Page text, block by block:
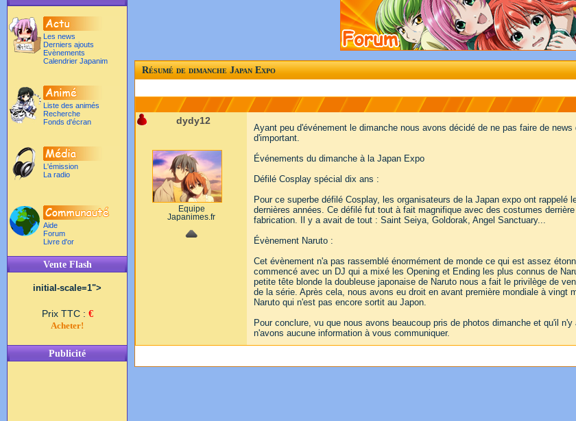
Les news
Derniers ajouts
Evènements
Calendrier Japanim
Liste des animés
Recherche
Fonds d'écran
L'émission
La radio
Aide
Forum
Livre d'or
Vente Flash
initial-scale=1">
Prix TTC : €
Acheter!
Publicité
Résumé de dimanche Japan Expo
dydy12
Equipe
Japanimes.fr
Ayant peu d'événement le dimanche nous avons décidé de ne pas faire de
d'important.
Événements du dimanche à la Japan Expo
Défilé Cosplay spécial dix ans :
Pour ce superbe défilé Cosplay, les organisateurs de la Japan expo ont
dernières années. Ce défilé fut tout à fait magnifique avec des costumes
fabrication. Il y a avait de tout : Saint Seiya, Goldorak, Angel Sanctuary...
Évènement Naruto :
Cet évènement n'a pas rassemblé énormément de monde ce qui est assez
commencé avec un DJ qui a mixé les Opening et Ending les plus connus de
petite tête blonde la doubleuse japonaise de Naruto nous a fait le privilège de
de la série. Après cela, nous avons eu droit en avant première mondiale à vingt
Naruto qui n'est pas encore sortit au Japon.
Pour conclure, vu que nous avons beaucoup pris de photos dimanche et qu'il
n'avons aucune information à vous communiquer.